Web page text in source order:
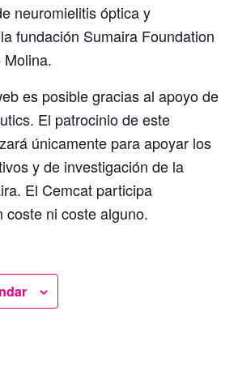
neuromielitis óptica y
fundación Sumaira Foundation
es posible gracias al apoyo de
El patrocinio de este
únicamente para apoyar los
y de investigación de la
El Cemcat participa
coste ni coste alguno.